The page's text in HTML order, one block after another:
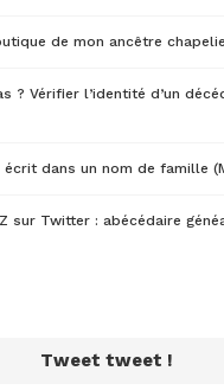
de mon ancêtre
? Vérifier l’identité d’un
écrit dans un nom de famille
sur Twitter : abécédaire
Tweet tweet !